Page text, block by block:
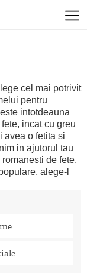
cel mai potrivit
pentru
intotdeauna
incat cu greu
avea o fetita si
in ajutorul tau
de fete,
alege-l